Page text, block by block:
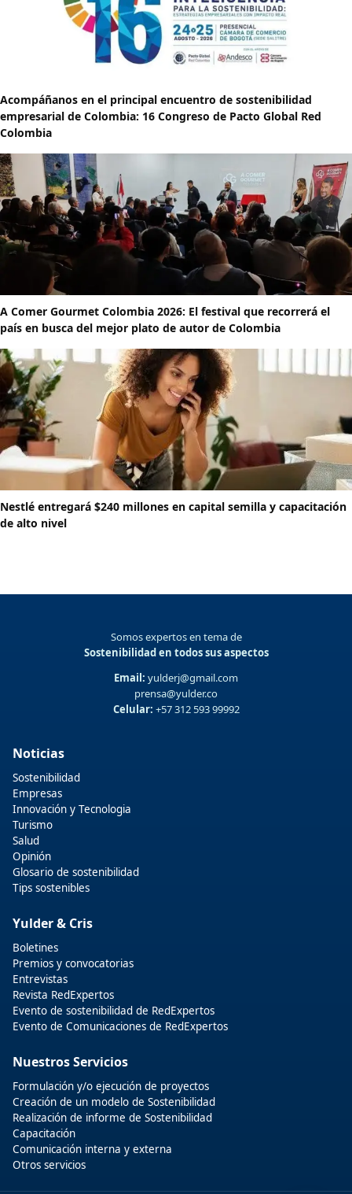
Acompáñanos en el principal encuentro de sostenibilidad
empresarial de Colombia: 16 Congreso de Pacto Global Red
Colombia
A Comer Gourmet Colombia 2026: El festival que recorrerá el
país en busca del mejor plato de autor de Colombia
Nestlé entregará $240 millones en capital semilla y capacitación
de alto nivel
Somos expertos en tema de
Sostenibilidad en todos sus aspectos
Email: yulderj@gmail.com
prensa@yulder.co
Celular: +57 312 593 99992
Noticias
Sostenibilidad
Empresas
Innovación y Tecnologia
Turismo
Salud
Opinión
Glosario de sostenibilidad
Tips sostenibles
Yulder & Cris
Boletines
Premios y convocatorias
Entrevistas
Revista RedExpertos
Evento de sostenibilidad de RedExpertos
Evento de Comunicaciones de RedExpertos
Nuestros Servicios
Formulación y/o ejecución de proyectos
Creación de un modelo de Sostenibilidad
Realización de informe de Sostenibilidad
Capacitación
Comunicación interna y externa
Otros servicios